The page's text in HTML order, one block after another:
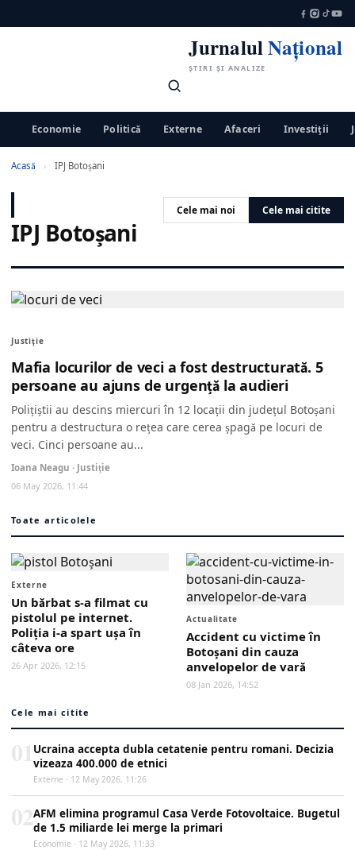
JurnalulNațional
ȘTIRI ȘI ANALIZE
Economie Politică Externe Afaceri Investiții
Acasă › IPJ Botoșani
IPJ Botoșani
Cele mai noi Cele mai citite
Justiţie
Mafia locurilor de veci a fost destructurată. 5
persoane au ajuns de urgență la audieri
Polițiștii au descins miercuri în 12 locații din județul Botoșani
pentru a destructura o rețea care cerea șpagă pe locuri de
veci. Cinci persoane au...
Ioana Neagu · Justiţie
06 May 2026, 11:44
Toate articolele
Externe
Un bărbat s-a filmat cu
pistolul pe internet.
Poliția i-a spart ușa în
câteva ore
26 Apr 2026, 12:15
Actualitate
Accident cu victime în
Botoșani din cauza
anvelopelor de vară
08 Jan 2026, 14:52
Cele mai citite
Ucraina accepta dubla cetatenie pentru romani. Decizia
vizeaza 400.000 de etnici
Externe · 12 May 2026, 11:26
AFM elimina programul Casa Verde Fotovoltaice. Bugetul
de 1.5 miliarde lei merge la primari
Economie · 12 May 2026, 11:33